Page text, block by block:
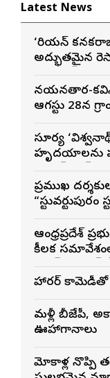
Latest News
‘కొరియన్
అద్భుతమైన
నయనతార-
ఆగస్టు 28న
సూర్య
హృదయాలను
ప్రముఖ
ఆంధ్రప్రదేశ్
కీలక సమావేశంలో
శాఖల
హారర్ కామెడీతో
మళ్లీ బీజేపీ,
ఊహాగానాలు
మోకాళ్ల నొప్పి